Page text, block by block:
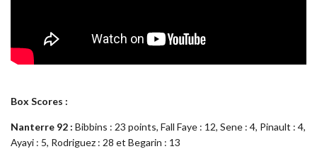
Box Scores :
Nanterre 92 : Bibbins : 23 points, Fall Faye : 12, Sene : 4, Pinault : 4,
Ayayi : 5, Rodriguez : 28 et Begarin : 13